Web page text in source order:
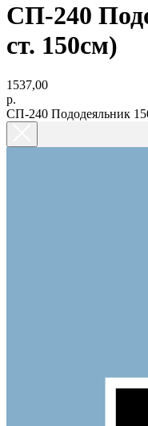
СП-240
ст. 150см)
1537,00
р.
СП-240 Пододеяльник